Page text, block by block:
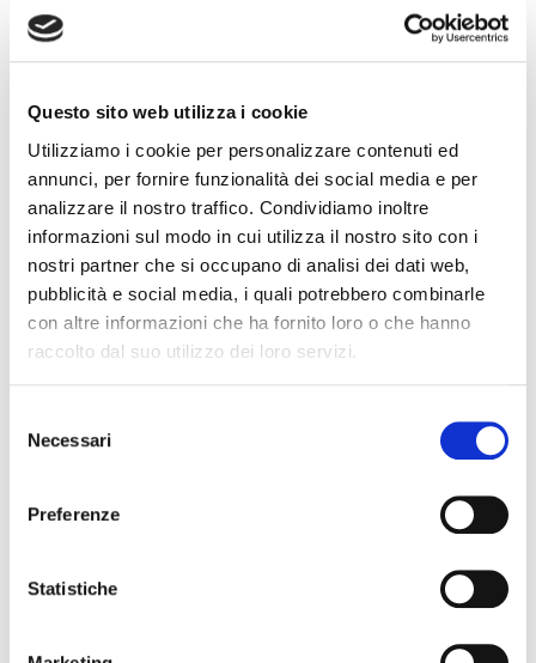
Questo sito web utilizza i cookie
Utilizziamo i cookie per personalizzare contenuti ed
annunci, per fornire funzionalità dei social media e per
analizzare il nostro traffico. Condividiamo inoltre
informazioni sul modo in cui utilizza il nostro sito con i
nostri partner che si occupano di analisi dei dati web,
pubblicità e social media, i quali potrebbero combinarle
con altre informazioni che ha fornito loro o che hanno
raccolto dal suo utilizzo dei loro servizi.
delNecessari
Preferenze
Statistiche
famose realtà dell’alta hôtellerie veneta, è l’unica regata al
mondo che si disputa interamente nelle acque interne di
un’eccellenza alberghiera famosa in tutto il mondo.
Presente l’assessore al Turismo Simone Venturini
suo intervento ha sottolineato il valore della
manifestazione per la città, dichiarando: “Una grande festa
del mare, le migliori imbarcazioni e la migliore accoglienza
veneziana sono i protagonisti di questa manifestazione.
Anche grazie alla sinergia con l’hôtellerie coinvolta nella
coesione con la comunità e qualificano Venezia,
l’eccellenza della sua ospitalità”.